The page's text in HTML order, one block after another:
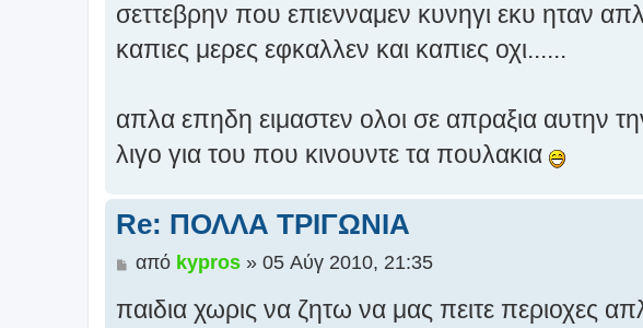
ί
υ
σεττεβρην που επιενναμεν κυνηγι εκυ ηταν
καπιες μερες εφκαλλεν και καπιες οχι......
απλα επηδη ειμαστεν ολοι σε απραξια αυτην
λιγο για του που κινουντε τα πουλακια
Re: ΠΟΛΛΑ ΤΡΙΓΩΝΙΑ
Δ
μ
από kypros» 05 Αύγ 2010, 21:35
παιδια χωρις να ζητω να μας πειτε περιοχες